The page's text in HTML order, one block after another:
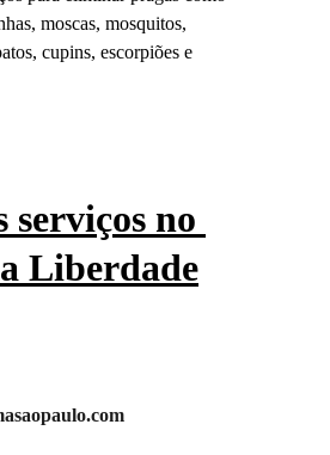
moscas, mosquitos,
cupins, escorpiões e
serviços no
Liberdade